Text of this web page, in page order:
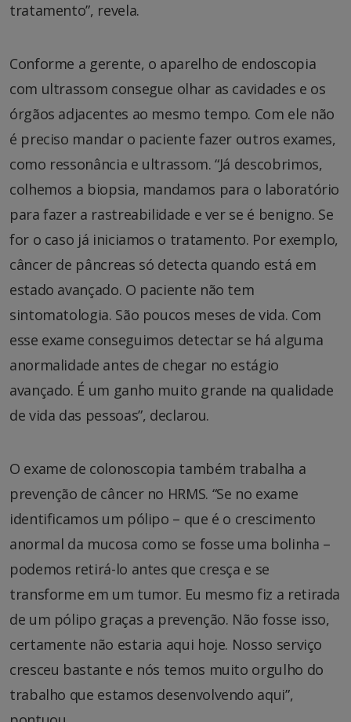
tratamento”, revela.
Conforme a gerente, o aparelho de endoscopia
com ultrassom consegue olhar as cavidades e os
órgãos adjacentes ao mesmo tempo. Com ele não
é preciso mandar o paciente fazer outros exames,
como ressonância e ultrassom. “Já descobrimos,
colhemos a biopsia, mandamos para o laboratório
para fazer a rastreabilidade e ver se é benigno. Se
for o caso já iniciamos o tratamento. Por exemplo,
câncer de pâncreas só detecta quando está em
estado avançado. O paciente não tem
sintomatologia. São poucos meses de vida. Com
esse exame conseguimos detectar se há alguma
anormalidade antes de chegar no estágio
avançado. É um ganho muito grande na qualidade
de vida das pessoas”, declarou.
O exame de colonoscopia também trabalha a
prevenção de câncer no HRMS. “Se no exame
identificamos um pólipo – que é o crescimento
anormal da mucosa como se fosse uma bolinha –
podemos retirá-lo antes que cresça e se
transforme em um tumor. Eu mesmo fiz a retirada
de um pólipo graças a prevenção. Não fosse isso,
certamente não estaria aqui hoje. Nosso serviço
cresceu bastante e nós temos muito orgulho do
trabalho que estamos desenvolvendo aqui”,